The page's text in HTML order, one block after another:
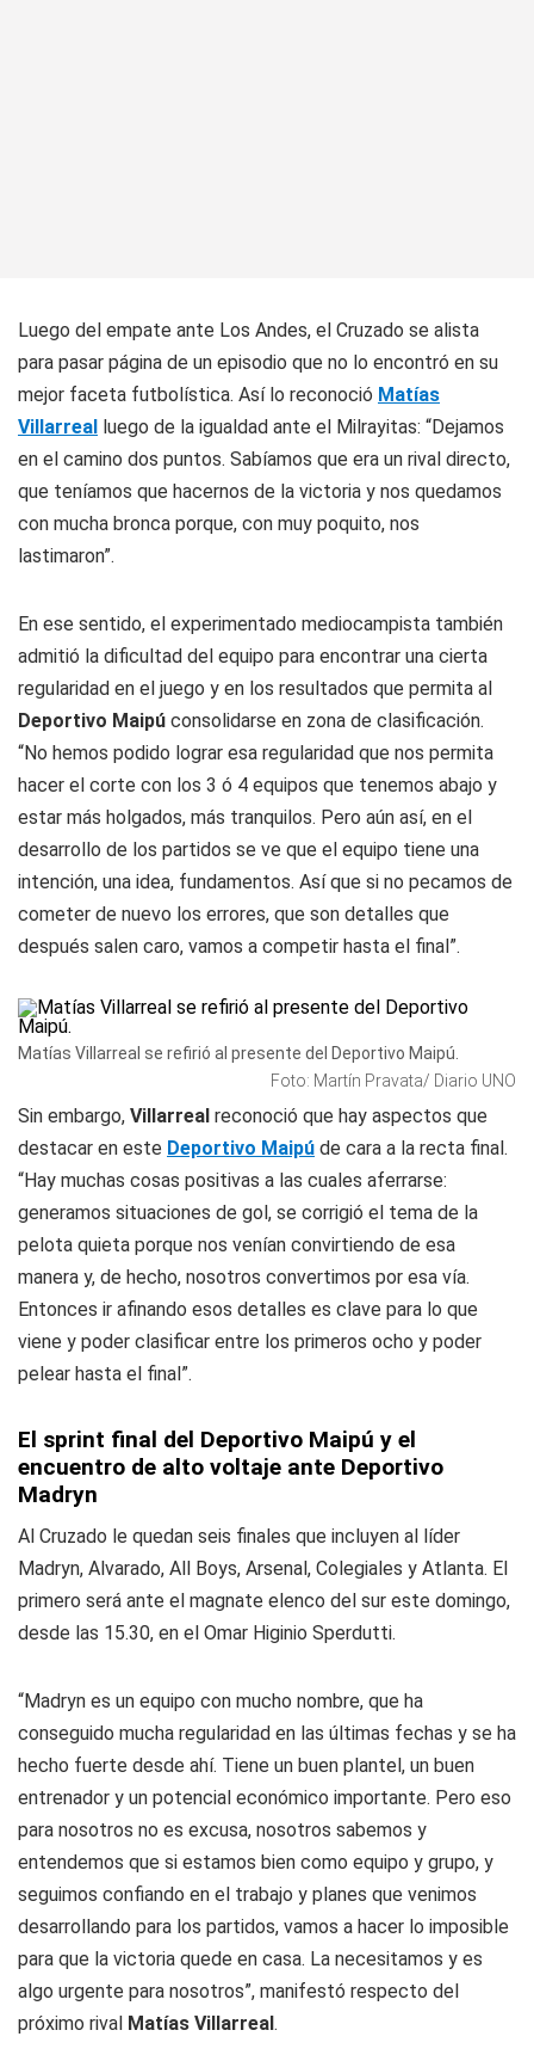
Luego del empate ante Los Andes, el Cruzado se alista
para pasar página de un episodio que no lo encontró en su
mejor faceta futbolística. Así lo reconoció Matías
Villarreal luego de la igualdad ante el Milrayitas: “Dejamos
en el camino dos puntos. Sabíamos que era un rival directo,
que teníamos que hacernos de la victoria y nos quedamos
con mucha bronca porque, con muy poquito, nos
lastimaron”.
En ese sentido, el experimentado mediocampista también
admitió la dificultad del equipo para encontrar una cierta
regularidad en el juego y en los resultados que permita al
Deportivo Maipú consolidarse en zona de clasificación.
“No hemos podido lograr esa regularidad que nos permita
hacer el corte con los 3 ó 4 equipos que tenemos abajo y
estar más holgados, más tranquilos. Pero aún así, en el
desarrollo de los partidos se ve que el equipo tiene una
intención, una idea, fundamentos. Así que si no pecamos de
cometer de nuevo los errores, que son detalles que
después salen caro, vamos a competir hasta el final”.
Matías Villarreal se refirió al presente del Deportivo Maipú.
Foto: Martín Pravata/ Diario UNO
Sin embargo, Villarreal reconoció que hay aspectos que
destacar en este Deportivo Maipú de cara a la recta final.
“Hay muchas cosas positivas a las cuales aferrarse:
generamos situaciones de gol, se corrigió el tema de la
pelota quieta porque nos venían convirtiendo de esa
manera y, de hecho, nosotros convertimos por esa vía.
Entonces ir afinando esos detalles es clave para lo que
viene y poder clasificar entre los primeros ocho y poder
pelear hasta el final”.
El sprint final del Deportivo Maipú y el
encuentro de alto voltaje ante Deportivo
Madryn
Al Cruzado le quedan seis finales que incluyen al líder
Madryn, Alvarado, All Boys, Arsenal, Colegiales y Atlanta. El
primero será ante el magnate elenco del sur este domingo,
desde las 15.30, en el Omar Higinio Sperdutti.
“Madryn es un equipo con mucho nombre, que ha
conseguido mucha regularidad en las últimas fechas y se ha
hecho fuerte desde ahí. Tiene un buen plantel, un buen
entrenador y un potencial económico importante. Pero eso
para nosotros no es excusa, nosotros sabemos y
entendemos que si estamos bien como equipo y grupo, y
seguimos confiando en el trabajo y planes que venimos
desarrollando para los partidos, vamos a hacer lo imposible
para que la victoria quede en casa. La necesitamos y es
algo urgente para nosotros”, manifestó respecto del
próximo rival Matías Villarreal.